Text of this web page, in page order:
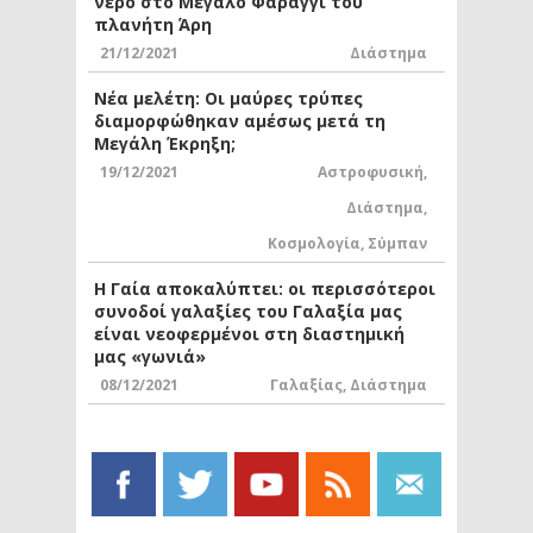
πλανήτη Άρη
21/12/2021 Διάστημα
Νέα μελέτη: Οι μαύρες τρύπες
διαμορφώθηκαν αμέσως μετά τη
Μεγάλη Έκρηξη;
19/12/2021 Αστροφυσική,
Διάστημα,
Κοσμολογία, Σύμπαν
Η Γαία αποκαλύπτει: οι περισσότεροι
συνοδοί γαλαξίες του Γαλαξία μας
είναι νεοφερμένοι στη διαστημική
μας «γωνιά»
08/12/2021 Γαλαξίας, Διάστημα